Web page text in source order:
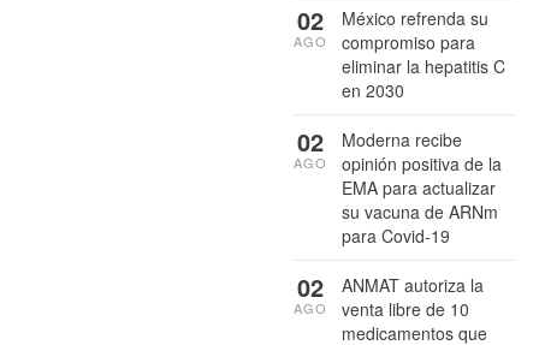
México refrenda su
compromiso para
eliminar la hepatitis C
en 2030
02
AGO
Moderna recibe
opinión positiva de la
EMA para actualizar
su vacuna de ARNm
para Covid-19
02
AGO
ANMAT autoriza la
venta libre de 10
medicamentos que
02
AGO